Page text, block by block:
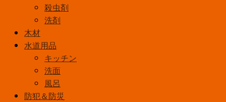
殺虫剤
洗剤
木材
水道用品
キッチン
洗面
風呂
防犯＆防災